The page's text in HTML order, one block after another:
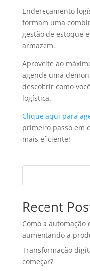
Endereçamento
formam uma
gestão de estoque
armazém.
Aproveite ao
agende uma
descobrir como
logística.
Clique aqui para
primeiro passo em
mais eficiente!
Recent
Como a automação
aumentando a
Transformação
começar?